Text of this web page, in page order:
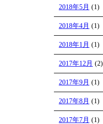
2018年5月 (1)
2018年4月 (1)
2018年1月 (1)
2017年12月 (2)
2017年9月 (1)
2017年8月 (1)
2017年7月 (1)